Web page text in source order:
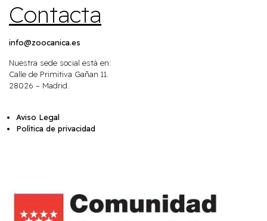
Contacta
info@zoocanica.es
Nuestra sede social está en:
Calle de Primitiva Gañan 11.
28026 – Madrid.
Aviso Legal
Política de privacidad